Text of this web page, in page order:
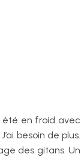
été en froid avec
besoin de plus.
des gitans. Un